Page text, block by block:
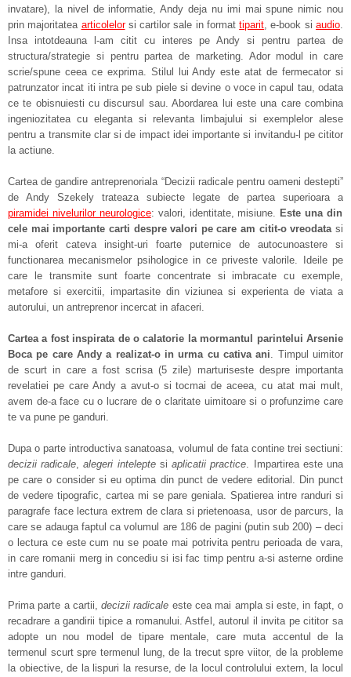
invatare), la nivel de informatie, Andy deja nu imi mai spune nimic nou
prin majoritatea articolelorsi cartilor sale in formattiparit, e-book siaudio.
Insa intotdeauna l-am citit cu interes pe Andy si pentru partea de
structura/strategie si pentru partea de marketing. Ador modul in care
scrie/spune ceea ce exprima. Stilul lui Andy este atat de fermecator si
patrunzator incat iti intra pe sub piele si devine o voce in capul tau, odata
ce te obisnuiesti cu discursul sau. Abordarea lui este una care combina
ingeniozitatea cu eleganta si relevanta limbajului si exemplelor alese
pentru a transmite clar si de impact idei importante si invitandu-l pe cititor
la actiune.
Cartea de gandire antreprenoriala “Decizii radicale pentru oameni destepti”
de Andy Szekely trateaza subiecte legate de partea superioara a
piramidei nivelurilor neurologice: valori, identitate, misiune. Este una din
cele mai importante carti despre valori pe care am citit-o vreodatasi
mi-a oferit cateva insight-uri foarte puternice de autocunoastere si
functionarea mecanismelor psihologice in ce priveste valorile. Ideile pe
care le transmite sunt foarte concentrate si imbracate cu exemple,
metafore si exercitii, impartasite din viziunea si experienta de viata a
autorului, un antreprenor incercat in afaceri.
Cartea a fost inspirata de o calatorie la mormantul parintelui Arsenie
Boca pe care Andy a realizat-o in urma cu cativa ani. Timpul uimitor
de scurt in care a fost scrisa (5 zile) marturiseste despre importanta
revelatiei pe care Andy a avut-o si tocmai de aceea, cu atat mai mult,
avem de-a face cu o lucrare de o claritate uimitoare si o profunzime care
te va pune pe ganduri.
Dupa o parte introductiva sanatoasa, volumul de fata contine trei sectiuni:
decizii radicale,alegeri inteleptesiaplicatii practice. Impartirea este una
pe care o consider si eu optima din punct de vedere editorial. Din punct
de vedere tipografic, cartea mi se pare geniala. Spatierea intre randuri si
paragrafe face lectura extrem de clara si prietenoasa, usor de parcurs, la
care se adauga faptul ca volumul are 186 de pagini (putin sub 200) – deci
o lectura ce este cum nu se poate mai potrivita pentru perioada de vara,
in care romanii merg in concediu si isi fac timp pentru a-si asterne ordine
intre ganduri.
Prima parte a cartii,decizii radicale este cea mai ampla si este, in fapt, o
recadrare a gandirii tipice a romanului. Astfel, autorul il invita pe cititor sa
adopte un nou model de tipare mentale, care muta accentul de la
termenul scurt spre termenul lung, de la trecut spre viitor, de la probleme
la obiective, de la lispuri la resurse, de la locul controlului extern, la locul